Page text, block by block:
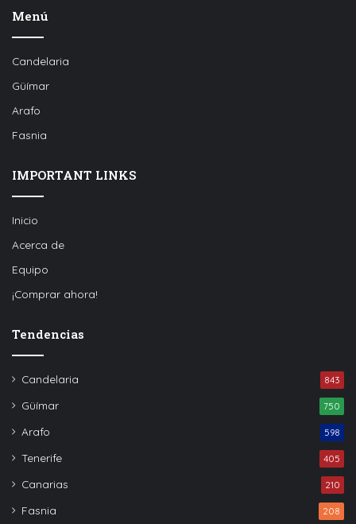
Menú
Candelaria
Güímar
Arafo
Fasnia
IMPORTANT LINKS
Inicio
Acerca de
Equipo
¡Comprar ahora!
Tendencias
Candelaria 843
Güímar 750
Arafo 598
Tenerife 405
Canarias 210
Fasnia 208